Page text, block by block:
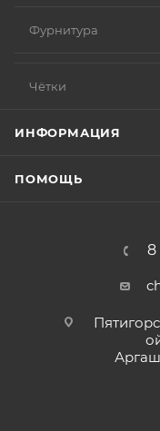
Фурнитура
Чётки
ИНФОРМАЦИЯ
ПОМОЩЬ
8